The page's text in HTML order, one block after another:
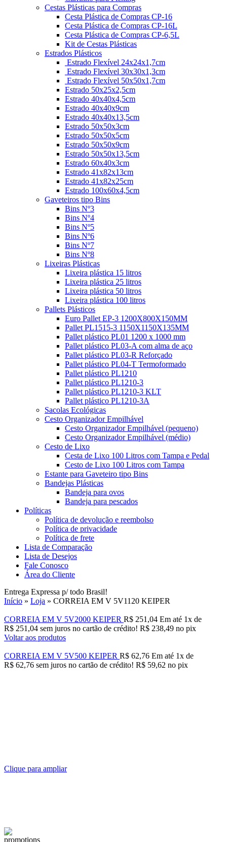
Cestas Plásticas para Compras
Cesta Plástica de Compras CP-16
Cesta Plástica de Compras CP-16L
Cesta Plástica de Compras CP-6,5L
Kit de Cestas Plásticas
Estrados Plásticos
Estrado Flexível 24x24x1,7cm
Estrado Flexível 30x30x1,3cm
Estrado Flexível 50x50x1,7cm
Estrado 50x25x2,5cm
Estrado 40x40x4,5cm
Estrado 40x40x9cm
Estrado 40x40x13,5cm
Estrado 50x50x3cm
Estrado 50x50x5cm
Estrado 50x50x9cm
Estrado 50x50x13,5cm
Estrado 60x40x3cm
Estrado 41x82x13cm
Estrado 41x82x25cm
Estrado 100x60x4,5cm
Gaveteiros tipo Bins
Bins Nº3
Bins Nº4
Bins Nº5
Bins Nº6
Bins Nº7
Bins Nº8
Lixeiras Plásticas
Lixeira plástica 15 litros
Lixeira plástica 25 litros
Lixeira plástica 50 litros
Lixeira plástica 100 litros
Pallets Plásticos
Euro Pallet EP-3 1200X800X150MM
Pallet PL1515-3 1150X1150X135MM
Pallet plástico PL01 1200 x 1000 mm
Pallet plástico PL03-A com alma de aço
Pallet plástico PL03-R Reforçado
Pallet plástico PL04-T Termoformado
Pallet plástico PL1210
Pallet plástico PL1210-3
Pallet plástico PL1210-3 KLT
Pallet plástico PL1210-3A
Sacolas Ecológicas
Cesto Organizador Empilhável
Cesto Organizador Empilhável (pequeno)
Cesto Organizador Empilhável (médio)
Cesto de Lixo
Cesta de Lixo 100 Litros com Tampa e Pedal
Cesto de Lixo 100 Litros com Tampa
Estante para Gaveteiro tipo Bins
Bandejas Plásticas
Bandeja para ovos
Bandeja para pescados
Políticas
Política de devolução e reembolso
Política de privacidade
Política de frete
Lista de Comparação
Lista de Desejos
Fale Conosco
Área do Cliente
Entrega Expressa p/ todo Brasil!
Início » Loja » CORREIA EM V 5V1120 KEIPER
CORREIA EM V 5V2000 KEIPER R$ 251,04 Em até 1x de
R$ 251,04 sem juros no cartão de crédito! R$ 238,49 no pix
Voltar aos produtos
CORREIA EM V 5V500 KEIPER R$ 62,76 Em até 1x de
R$ 62,76 sem juros no cartão de crédito! R$ 59,62 no pix
Clique para ampliar